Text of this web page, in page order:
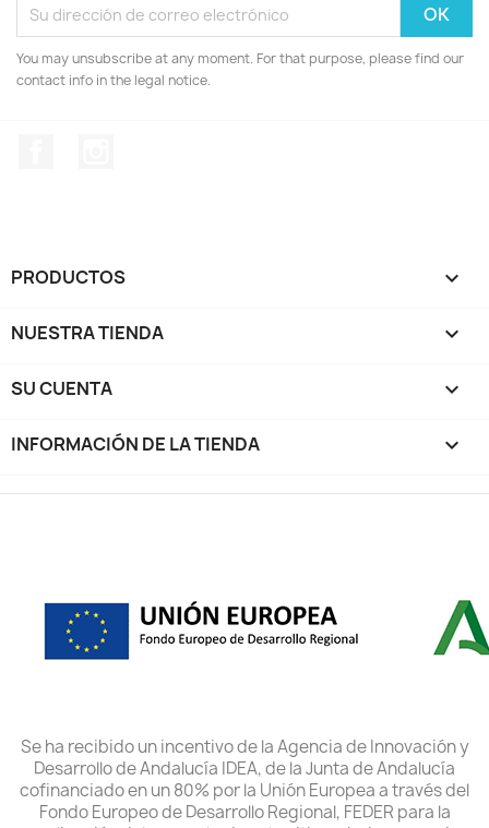
You may unsubscribe at any moment. For that purpose, please find our
contact info in the legal notice.
PRODUCTOS 
NUESTRA TIENDA 
SU CUENTA 
INFORMACIÓN DE LA TIENDA keyboard_arrow_down
Se ha recibido un incentivo de la Agencia de Innovación y
Desarrollo de Andalucía IDEA, de la Junta de Andalucía
cofinanciado en un 80% por la Unión Europea a través del
Fondo Europeo de Desarrollo Regional, FEDER para la